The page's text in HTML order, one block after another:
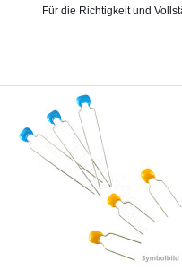
Für die Richtigkeit und